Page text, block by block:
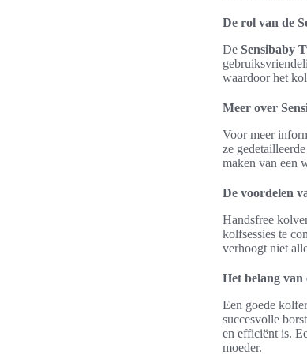
De rol van de
De Sensibaby
waardoor het
Meer over
Voor meer
ze
maken van een
De voordelen
Handsfree
kolfsessies te
verhoogt niet
Het belang van
Een goede
succesvolle
en efficiënt is.
moeder.